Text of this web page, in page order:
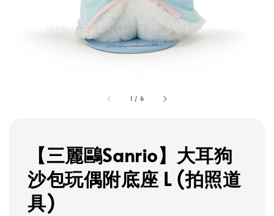
1 / 6
【三麗鷗Sanrio】大耳狗
沙包玩偶附底座 L (拍照道
具)